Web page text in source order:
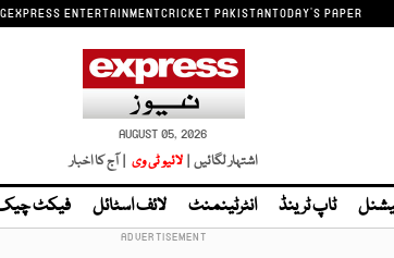
EXPRESS ENTERTAINMENTCRICKET PAKISTANTODAY'S PAPER
AUGUST 05, 2026
اشتہار لگائیں | لائیو ٹی وی | آج کا اخبار
ٹاپ ٹرینڈ انٹرٹینمنٹ لائف اسٹائل فیکٹ